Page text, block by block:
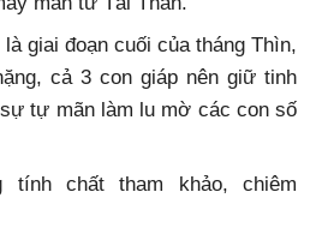
giai đoạn cuối của tháng Thìn,
cả 3 con giáp nên giữ tinh
tự mãn làm lu mờ các con số
tính chất tham khảo, chiêm